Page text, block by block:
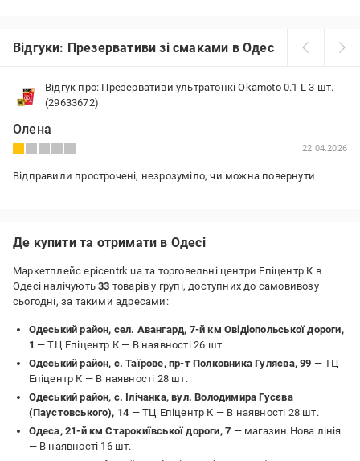
Відгуки: Презервативи зі смаками в Одесі
Відгук про: Презервативи ультратонкі Okamoto 0.1 L 3 шт.
(29633672)
Олена
22.04.2026
Відправили прострочені, незрозуміло, чи можна повернути
Де купити та отримати в Одесі
Маркетплейс epicentrk.ua та торговельні центри Епіцентр К в
Одесі налічують33 товарів у групі, доступних до самовивозу
сьогодні, за такими адресами:
Одеський район, сел. Авангард, 7-й км Овідіопольської дороги,
1 — ТЦ Епіцентр К — В наявності 26 шт.
Одеський район, с. Таїрове, пр-т Полковника Гуляєва, 99 — ТЦ
Епіцентр К — В наявності 28 шт.
Одеський район, с. Ілічанка, вул. Володимира Гусєва
(Паустовського), 14 — ТЦ Епіцентр К — В наявності 28 шт.
Одеса, 21-й км Старокиївської дороги, 7 — магазин Нова лінія
— В наявності 16 шт.